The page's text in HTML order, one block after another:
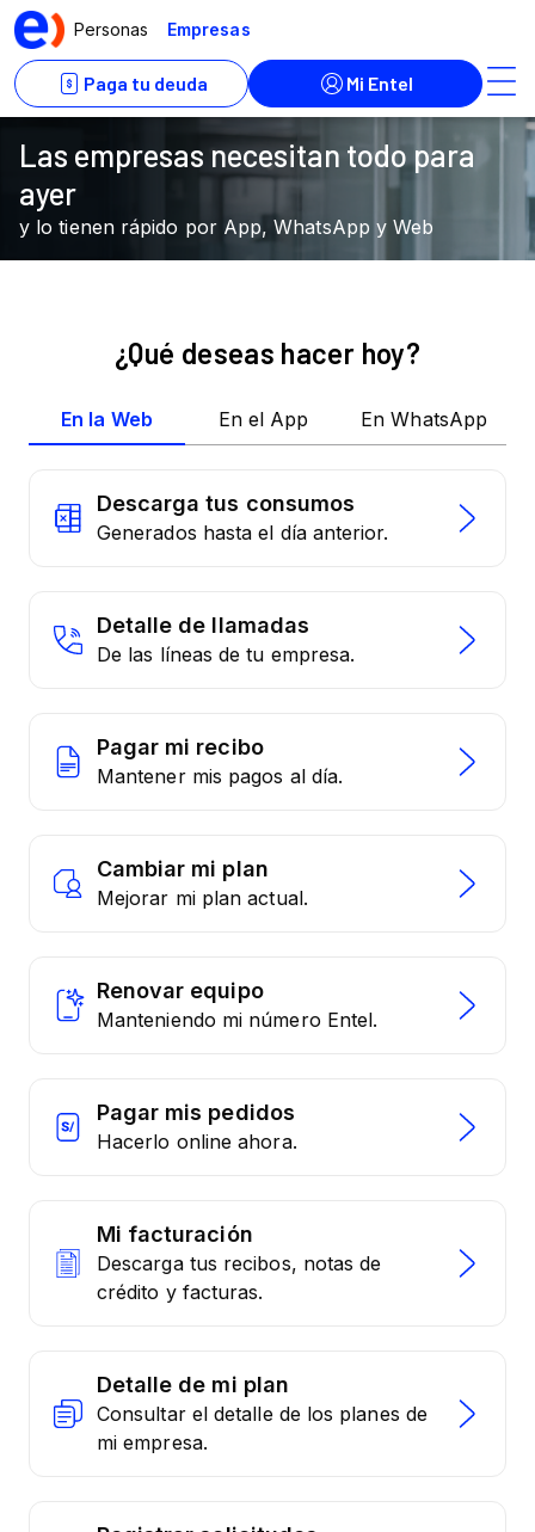
Las empresas necesitan todo para
ayer
y lo tienen rápido por App, WhatsApp y Web
¿Qué deseas hacer hoy?